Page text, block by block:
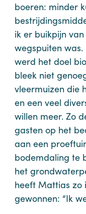
boeren: minder
ik er buikpijn
wegspuiten was.
werd het doel
bleek niet
vleermuizen die
en een veel
willen meer. Zo
gasten op het
aan een
bodemdaling te
het
heeft Mattias zo
gewonnen: “Ik